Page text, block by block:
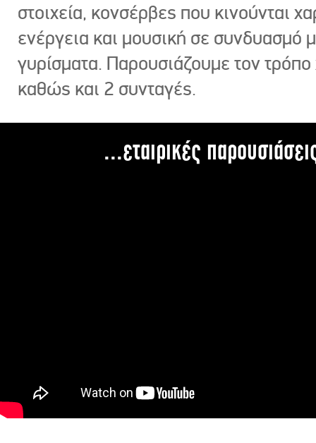
στοιχεία, κονσέρβες που κινούνται
ενέργεια και μουσική σε συνδυασμό
γυρίσματα. Παρουσιάζουμε τον
καθώς και 2 συνταγές.
...εταιρικές